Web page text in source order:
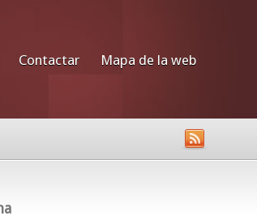
Contactar Mapa de la web